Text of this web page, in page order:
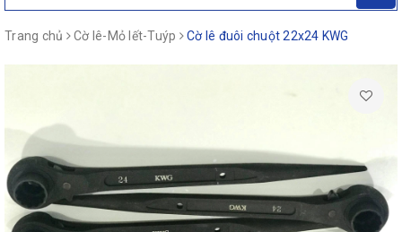
Trang chủ Cờ lê-Mỏ lết-Tuýp Cờ lê đuôi chuột 22x24 KWG